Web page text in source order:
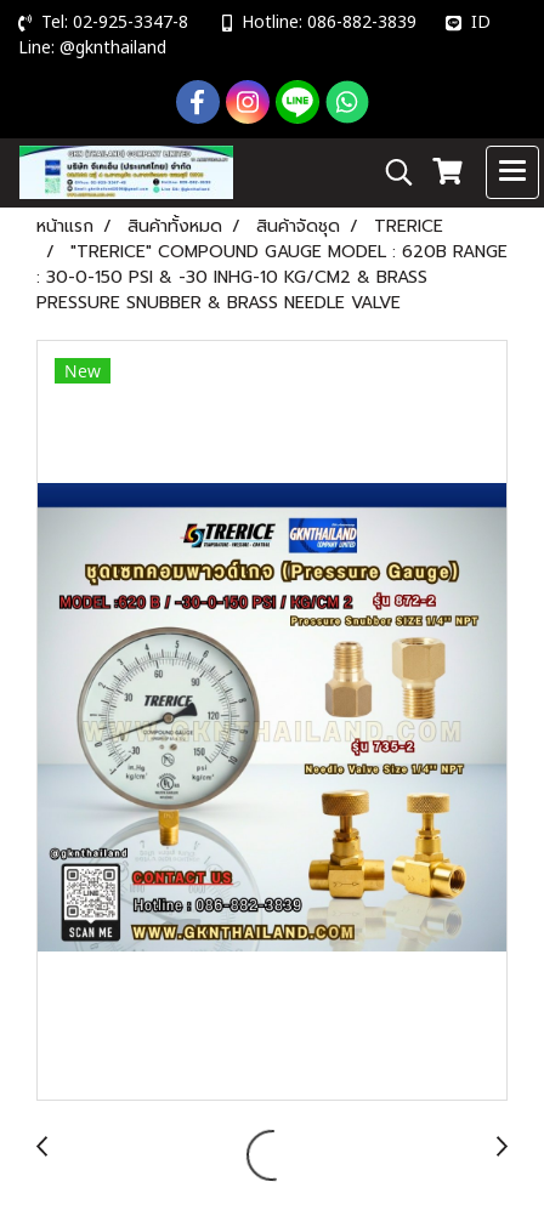
Tel: 02-925-3347-8 Hotline: 086-882-3839 ID
Line: @gknthailand
หน้าแรก สินค้าทั้งหมด สินค้าจัดชุด
TRERICE
"TRERICE" COMPOUND GAUGE MODEL : 620B RANGE
: 30-0-150 PSI & -30 INHG-10 KG/CM2 & BRASS
PRESSURE SNUBBER & BRASS NEEDLE VALVE
New